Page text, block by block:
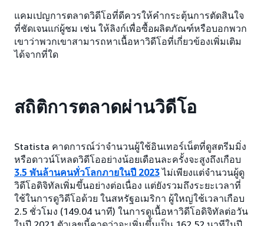
แคมเปญการตลาดวิดีโอที่ดีควรให้คำกระตุ้นการตัดสินใจ
ที่ชัดเจนแก่ผู้ชม เช่น ให้ลิงก์เพื่อซื้อผลิตภัณฑ์หรือบอกพวก
เขาว่าพวกเขาสามารถหาเนื้อหาวิดีโอที่เกี่ยวข้องเพิ่มเติม
ได้จากที่ใด
สถิติการตลาดผ่านวิดีโอ
Statista คาดการณ์ว่าจำนวนผู้ใช้อินเทอร์เน็ตที่ดูสตรีมมิ่ง
หรือดาวน์โหลดวิดีโออย่างน้อยเดือนละครั้งจะสูงถึงเกือบ
3.5 พันล้านคนทั่วโลกภายในปี 2023ไม่เพียงแต่จำนวนผู้ดู
วิดีโอดิจิทัลเพิ่มขึ้นอย่างต่อเนื่อง แต่ยังรวมถึงระยะเวลาที่
ใช้ในการดูวิดีโอด้วย ในสหรัฐอเมริกา ผู้ใหญ่ใช้เวลาเกือบ
2.5 ชั่วโมง (149.04 นาที) ในการดูเนื้อหาวิดีโอดิจิทัลต่อวัน